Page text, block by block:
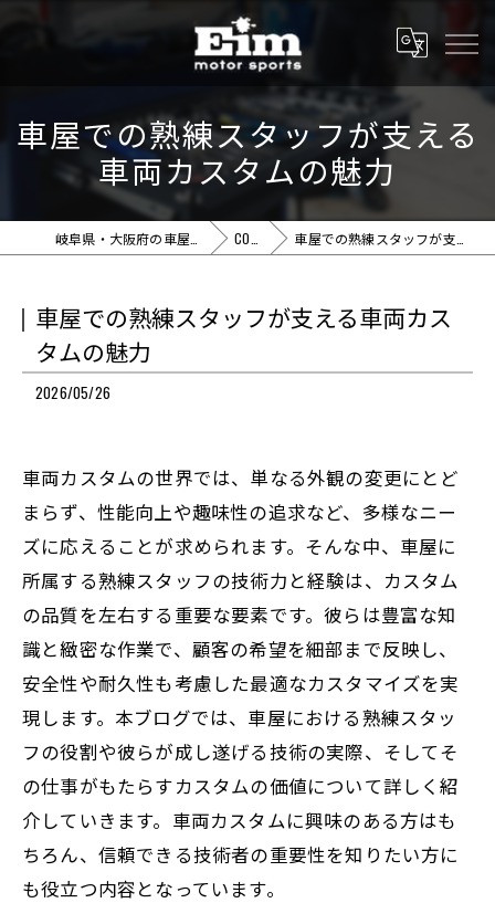
車屋での熟練スタッフが支える
車両カスタムの魅力
COLUMN 車屋での熟練スタッフが支える車両カスタムの魅力
車屋での熟練スタッフが支える車両カス
タムの魅力
2026/05/26
車両カスタムの世界では、単なる外観の変更にとど
まらず、性能向上や趣味性の追求など、多様なニー
ズに応えることが求められます。そんな中、車屋に
所属する熟練スタッフの技術力と経験は、カスタム
の品質を左右する重要な要素です。彼らは豊富な知
識と緻密な作業で、顧客の希望を細部まで反映し、
安全性や耐久性も考慮した最適なカスタマイズを実
現します。本ブログでは、車屋における熟練スタッ
フの役割や彼らが成し遂げる技術の実際、そしてそ
の仕事がもたらすカスタムの価値について詳しく紹
介していきます。車両カスタムに興味のある方はも
ちろん、信頼できる技術者の重要性を知りたい方に
も役立つ内容となっています。